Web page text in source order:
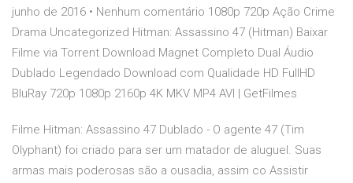
junho de 2016 • Nenhum comentário 1080p 720p Ação Crime
Drama Uncategorized Hitman: Assassino 47 (Hitman) Baixar
Filme via Torrent Download Magnet Completo Dual Áudio
Dublado Legendado Download com Qualidade HD FullHD
BluRay 720p 1080p 2160p 4K MKV MP4 AVI | GetFilmes
Filme Hitman: Assassino 47 Dublado - O agente 47 (Tim
Olyphant) foi criado para ser um matador de aluguel. Suas
armas mais poderosas são a ousadia, assim co Assistir